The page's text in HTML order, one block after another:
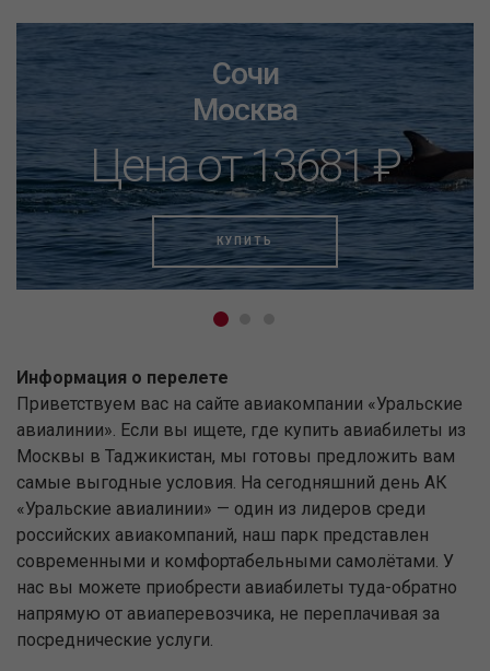
Сочи
Москва
Цена от 13681 ₽
КУПИТЬ
Информация о перелете
Приветствуем вас на сайте авиакомпании «Уральские
авиалинии». Если вы ищете, где купить авиабилеты из
Москвы в Таджикистан, мы готовы предложить вам
самые выгодные условия. На сегодняшний день АК
«Уральские авиалинии» — один из лидеров среди
российских авиакомпаний, наш парк представлен
современными и комфортабельными самолётами. У
нас вы можете приобрести авиабилеты туда-обратно
напрямую от авиаперевозчика, не переплачивая за
посреднические услуги.